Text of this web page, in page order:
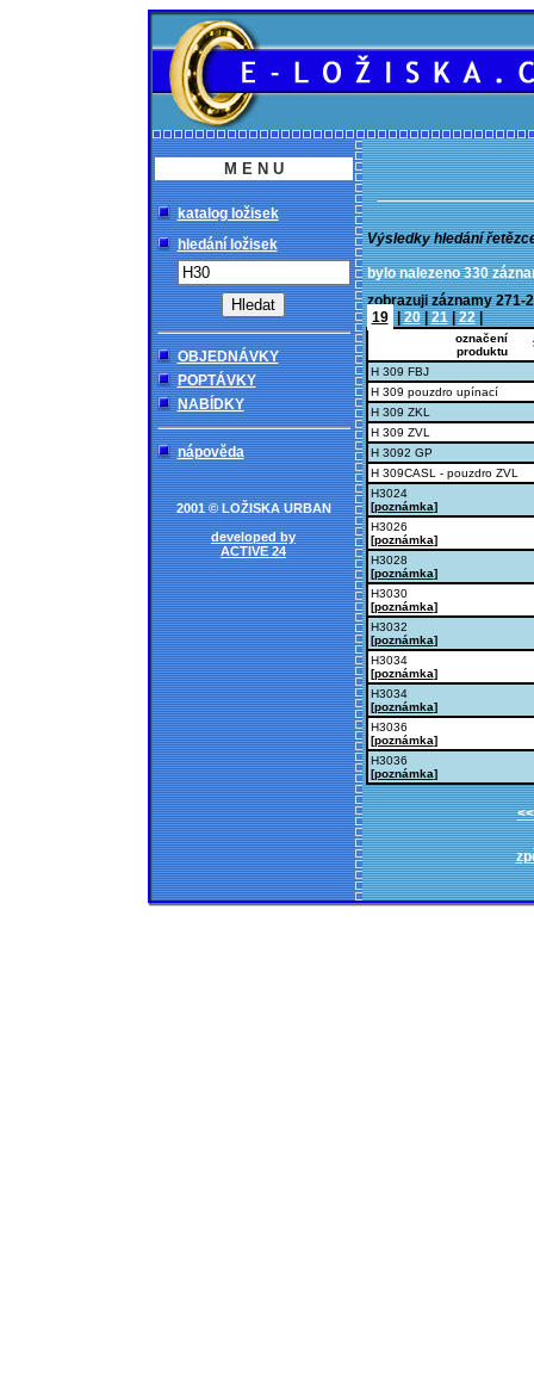
M E N U
katalog ložisek
hledání ložisek
OBJEDNÁVKY
POPTÁVKY
NABÍDKY
nápověda
2001 © LOŽISKA URBAN
developed by
ACTIVE 24
Výsledky hledání
bylo nalezeno 330
zobrazuji záznamy
19 |20|21|22|
označení
produktu
H 309 FBJ
H 309 pouzdro upínací
H 309 ZKL
H 309 ZVL
H 3092 GP
H 309CASL - pouzdro ZVL
H3024
[poznámka]
H3026
[poznámka]
H3028
[poznámka]
H3030
[poznámka]
H3032
[poznámka]
H3034
[poznámka]
H3034
[poznámka]
H3036
[poznámka]
H3036
[poznámka]